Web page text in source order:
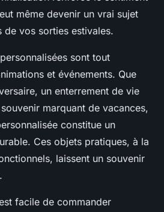
même devenir un vrai sujet
vos sorties estivales.
sont tout
et événements. Que
un enterrement de vie
marquant de vacances,
constitue un
Ces objets pratiques, à la
laissent un souvenir
facile de commander